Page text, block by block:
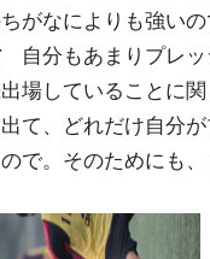
がなによりも強い
自分もあまりプレッ
場していることに
て、どれだけ自分
で。そのためにも